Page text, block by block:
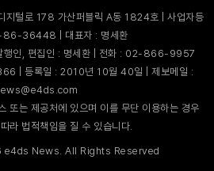
지털로 178 가산퍼블릭 A동 1824호 | 사업자등
86-36448 | 대표자 : 명세환
행인, 편집인 : 명세환 | 전화 : 02-866-9957
| 등록일 : 2010년 10월 40일 | 제보메일 :
또는 제공처에 있으며 이를 무단 이용하는 경우
라 법적책임을 질 수 있습니다.
e4ds News. All Rights Reserved